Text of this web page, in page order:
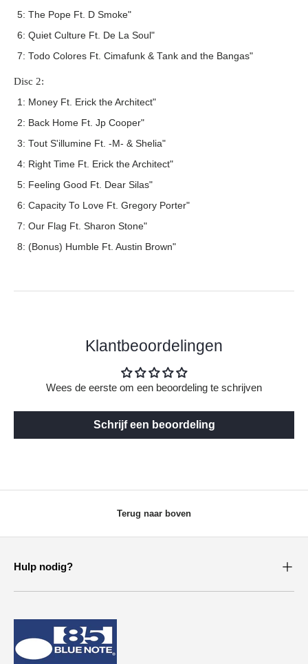
5: The Pope Ft. D Smoke"
6: Quiet Culture Ft. De La Soul"
7: Todo Colores Ft. Cimafunk & Tank and the Bangas"
Disc 2:
1: Money Ft. Erick the Architect"
2: Back Home Ft. Jp Cooper"
3: Tout S'illumine Ft. -M- & Shelia"
4: Right Time Ft. Erick the Architect"
5: Feeling Good Ft. Dear Silas"
6: Capacity To Love Ft. Gregory Porter"
7: Our Flag Ft. Sharon Stone"
8: (Bonus) Humble Ft. Austin Brown"
Klantbeoordelingen
Wees de eerste om een beoordeling te schrijven
Schrijf een beoordeling
Terug naar boven
Hulp nodig?